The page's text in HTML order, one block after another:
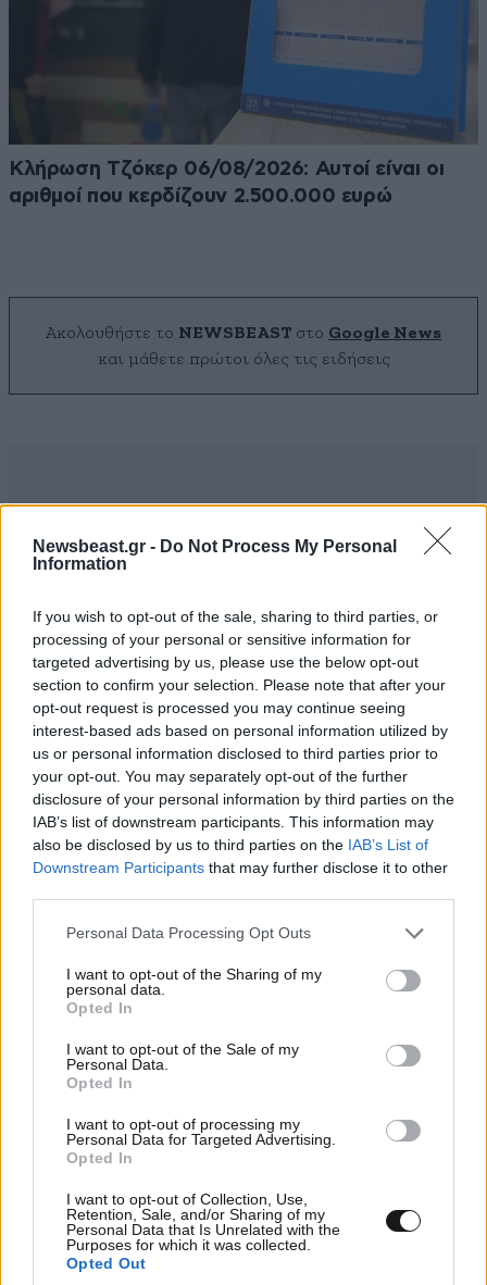
Newsbeast.gr - Do Not Process My Personal
Information
If you wish to opt-out of the sale, sharing to third parties, or
processing of your personal or sensitive information for
targeted advertising by us, please use the below opt-out
section to confirm your selection. Please note that after your
opt-out request is processed you may continue seeing
interest-based ads based on personal information utilized by
us or personal information disclosed to third parties prior to
your opt-out. You may separately opt-out of the further
disclosure of your personal information by third parties on the
IAB’s list of downstream participants. This information may
also be disclosed by us to third parties on the IAB’s List of
Downstream Participants that may further disclose it to other
Please note that this website/app uses one or more Google
not limited to your visit or usage behaviour. You may click to
grant or deny consent to Google and its third-party tags to
use your data for below specified purposes in below Google
consent section.
Personal Data Processing Opt Outs
I want to opt-out of the Sharing of my
personal data.
Opted In
I want to opt-out of the Sale of my
Personal Data.
Opted In
I want to opt-out of processing my
Personal Data for Targeted Advertising.
Opted In
I want to opt-out of Collection, Use,
Retention, Sale, and/or Sharing of my
Personal Data that Is Unrelated with the
Purposes for which it was collected.
Opted Out
Κλήρωση Τζόκερ 06/08/2026: Αυτοί είναι οι
αριθμοί που κερδίζουν 2.500.000 ευρώ
Ακολουθήστε το NEWSBEAST στο Google News
και μάθετε πρώτοι όλες τις ειδήσεις
44 ΣΧΌΛΙΑ ΑΝΑΓΝΩΣΤΏΝ
ΠΡΟΣΘΕΣΤΕ ΤΟ ΣΧΟΛΙΟ ΣΑΣ
Xαρακτήρες: 0/1000
Διαβάστε και ακολουθήστε τους κανόνες σχολιασμού